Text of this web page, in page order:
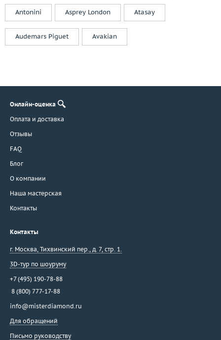
Casa Gi
Casato
Cassa Forte
Chiampesan
Chimento
Corsi
Crivelli
Dada Arrigoni
Damiani
Dario & Pietro
De Beers
De Dears
De Grisogono
Delfina Delettrez
Della Riva
Di Modolo
Antonini Asprey London Atasay
Audemars Piguet Avakian
Онлайн-оценка
Оплата и доставка
Отзывы
FAQ
Блог
О компании
Наша мастерская
Контакты
Контакты
г. Москва Тихвинский пер., д. 7, стр. 1.
3D-тур по шоуруму
+7 (495) 190-78-88
8 (800) 777-17-88
info@misterdiamond.ru
Для обращений
Письмо руководству